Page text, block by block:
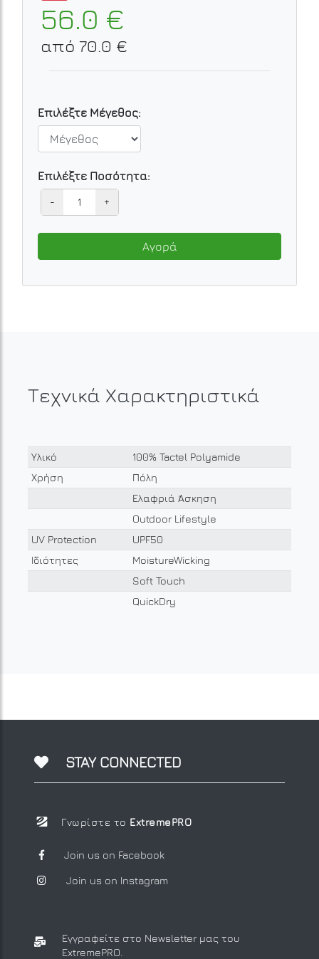
56.0 €
από 70.0 €
Επιλέξτε Μέγεθος:
Επιλέξτε Ποσότητα:
- +
Αγορά
Τεχνικά Χαρακτηριστικά
Υλικό
100% Tactel Polyamide
Χρήση
Πόλη
Ελαφριά Άσκηση
Outdoor Lifestyle
UV Protection
UPF50
Ιδιότητες
MoistureWicking
Soft Touch
QuickDry
STAY CONNECTED
Γνωρίστε το ExtremePRO
Join us on Facebook
Join us on Instagram
Εγγραφείτε στο Newsletter μας του
ExtremePRO.